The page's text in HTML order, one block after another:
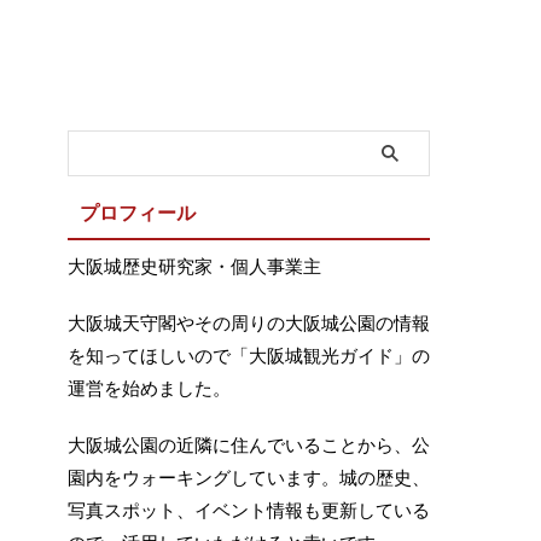
プロフィール
大阪城歴史研究家・個人事業主
大阪城天守閣やその周りの大阪城公園の情報
を知ってほしいので「大阪城観光ガイド」の
運営を始めました。
大阪城公園の近隣に住んでいることから、公
園内をウォーキングしています。城の歴史、
写真スポット、イベント情報も更新している